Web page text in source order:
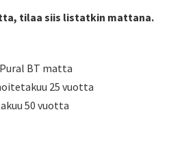
tilaa siis listatkin mattana.
BT matta
25 vuotta
50 vuotta